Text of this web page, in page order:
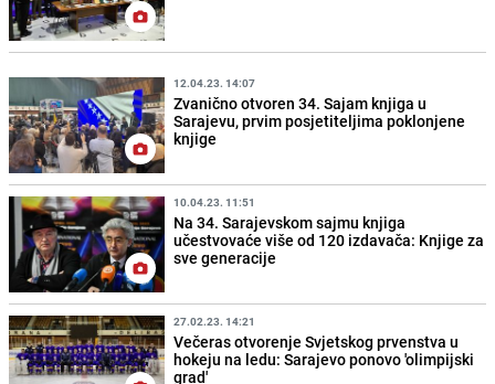
12.04.23. 14:07
Zvanično otvoren 34. Sajam knjiga u
Sarajevu, prvim posjetiteljima poklonjene
knjige
10.04.23. 11:51
Na 34. Sarajevskom sajmu knjiga
učestvovaće više od 120 izdavača: Knjige za
sve generacije
27.02.23. 14:21
Večeras otvorenje Svjetskog prvenstva u
hokeju na ledu: Sarajevo ponovo 'olimpijski
grad'